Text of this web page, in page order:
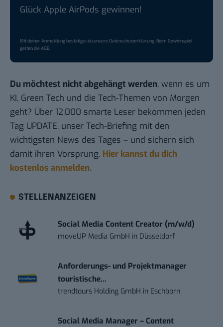
Glück Apple AirPods gewinnen!
Mit deiner Anmeldung bestätigst du unsere Datenschutzerklärung. Beim Gewinnspiel
gelten dieAGB.
Du möchtest nicht abgehängt werden, wenn es um
KI, Green Tech und die Tech-Themen von Morgen
geht? Über 12.000 smarte Leser bekommen jeden
Tag UPDATE, unser Tech-Briefing mit den
wichtigsten News des Tages – und sichern sich
damit ihren Vorsprung. Hier kannst du dich
kostenlos anmelden.
STELLENANZEIGEN
Social Media Content Creator (m/w/d)
moveUP Media GmbH in Düsseldorf
Anforderungs- und Projektmanager
touristische...
trendtours Holding GmbH in Eschborn
Social Media Manager – Content